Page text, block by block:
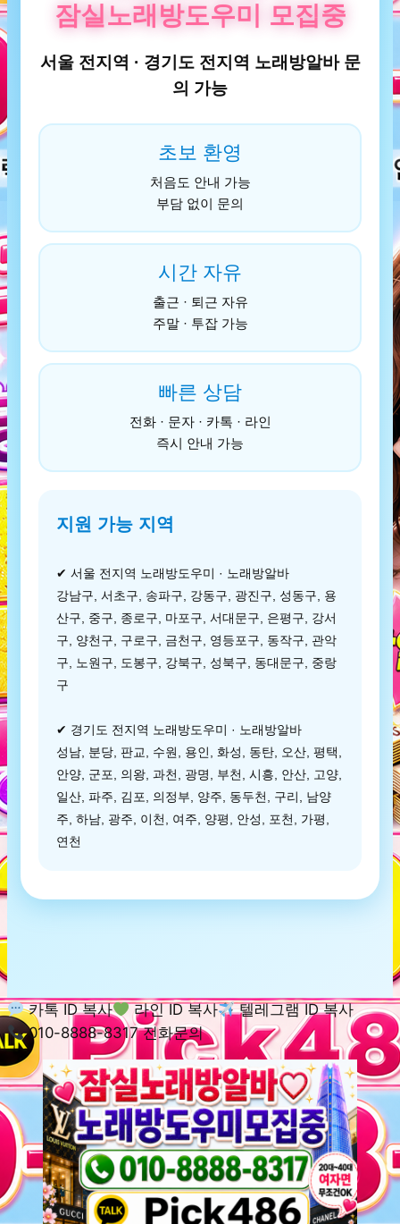
잠실노래방도우미 모집중
서울 전지역 · 경기도 전지역 노래방알바 문
의 가능
초보 환영
처음도 안내 가능
부담 없이 문의
시간 자유
출근 · 퇴근 자유
주말 · 투잡 가능
빠른 상담
전화 · 문자 · 카톡 · 라인
즉시 안내 가능
지원 가능 지역
✔ 서울 전지역 노래방도우미 · 노래방알바
강남구, 서초구, 송파구, 강동구, 광진구, 성동구, 용
산구, 중구, 종로구, 마포구, 서대문구, 은평구, 강서
구, 양천구, 구로구, 금천구, 영등포구, 동작구, 관악
구, 노원구, 도봉구, 강북구, 성북구, 동대문구, 중랑
구
✔ 경기도 전지역 노래방도우미 · 노래방알바
성남, 분당, 판교, 수원, 용인, 화성, 동탄, 오산, 평택,
안양, 군포, 의왕, 과천, 광명, 부천, 시흥, 안산, 고양,
일산, 파주, 김포, 의정부, 양주, 동두천, 구리, 남양
주, 하남, 광주, 이천, 여주, 양평, 안성, 포천, 가평,
연천
카톡 ID 복사 라인 ID 복사
텔레그램 ID 복사
010-8888-8317 전화문의